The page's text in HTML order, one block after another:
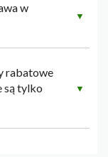
w
▼
rabatowe
są tylko
▼